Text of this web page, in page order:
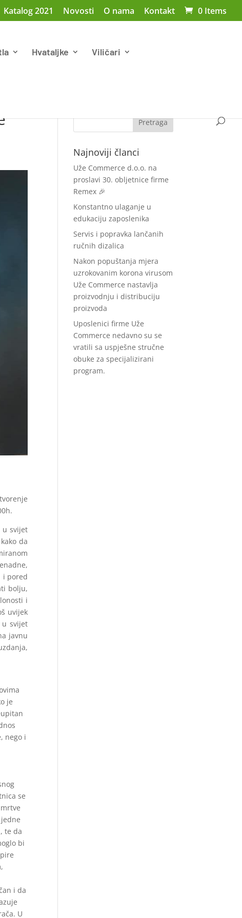
Katalog 2021 Novosti O nama Kontakt 0 Items
Hvataljke Viličari
u svijet
da
i pored
bolju,
i
uvijek
u svijet
javnu
je
nego i
se
te da
bi
i da
U
Najnoviji članci
Uže Commerce d.o.o. na
proslavi 30. obljetnice firme
Remex 🎉
Konstantno ulaganje u
edukaciju zaposlenika
Servis i popravka lančanih
ručnih dizalica
Nakon popuštanja mjera
uzrokovanim korona virusom
Uže Commerce nastavlja
proizvodnju i distribuciju
proizvoda
Uposlenici firme Uže
Commerce nedavno su se
vratili sa uspješne stručne
obuke za specijalizirani
program.